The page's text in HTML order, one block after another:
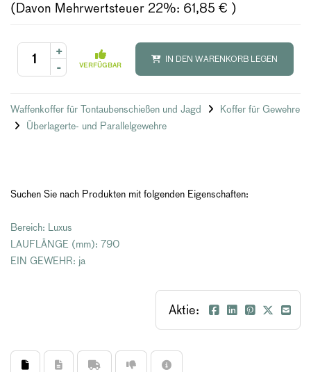
(Davon Mehrwertsteuer 22%: 61,85 € )
+
-
VERFÜGBAR
IN DEN WARENKORB LEGEN
Waffenkoffer für Tontaubenschießen und Jagd
Koffer für Gewehre
Überlagerte- und Parallelgewehre
Suchen Sie nach Produkten mit folgenden Eigenschaften:
Bereich: Luxus
LAUFLÄNGE (mm): 790
EIN GEWEHR: ja
Aktie: